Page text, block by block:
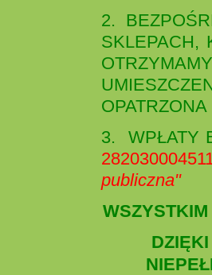
2.
SKLEPACH,
3. WPŁATY
publiczna"